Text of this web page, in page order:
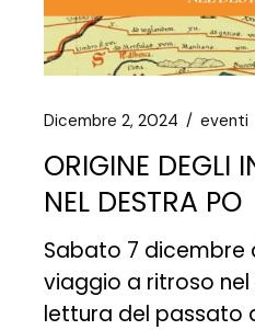
Dicembre 2, 2024 eventi
ORIGINE DEGLI
NEL DESTRA PO
Sabato 7 dicembre
viaggio a ritroso nel
lettura del passato